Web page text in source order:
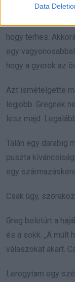
Data
Callie elmondta,
hogy terhes.
egy
hogy a gyerek az
Azt ismételgette
legjobb. Gregnek
lesz majd.
Talán egy darabig
puszta
egy
Csak úgy,
Greg beletúrt a
és a sokk. „A múlt
válaszokat akart.
Lerogytam egy